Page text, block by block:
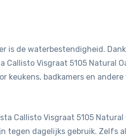
is de waterbestendigheid.
Visgraat 5105 Natural
keukens, badkamers en
Callisto Visgraat 5105 Natural
tegen dagelijks gebruik. Zelfs